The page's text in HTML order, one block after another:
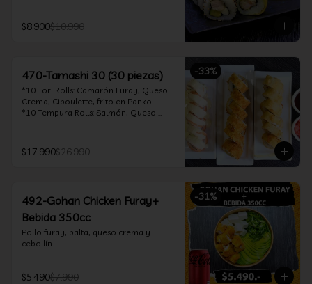
teriyaki 30ml
$8.900$10.990
-33%
470-Tamashi 30 (30 piezas)
*10 Tori Rolls: Camarón Furay, Queso
Crema, Ciboulette, frito en Panko
*10 Tempura Rolls: Salmón, Queso
furay, queso crema y cebollín, envuelto
en salmón y bañado en salsa
$17.990$26.990
-31%
492-Gohan Chicken Furay+
Bebida 350cc
Pollo furay, palta, queso crema y
cebollín
$5.490$7.990